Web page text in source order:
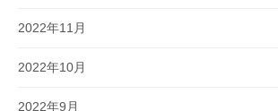
2022年11月
2022年10月
2022年9月